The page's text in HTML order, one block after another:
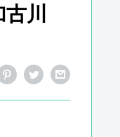
古川